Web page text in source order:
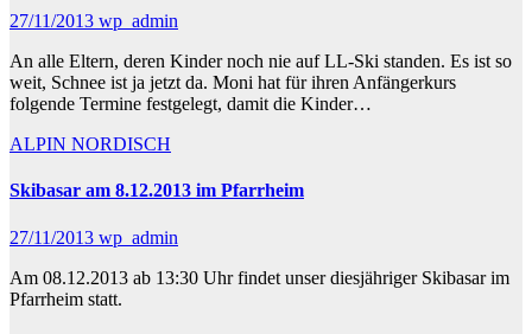
27/11/2013 wp_admin
An alle Eltern, deren Kinder noch nie auf LL-Ski standen. Es ist so
weit, Schnee ist ja jetzt da. Moni hat für ihren Anfängerkurs
folgende Termine festgelegt, damit die Kinder…
ALPIN NORDISCH
Skibasar am 8.12.2013 im Pfarrheim
27/11/2013 wp_admin
Am 08.12.2013 ab 13:30 Uhr findet unser diesjähriger Skibasar im
Pfarrheim statt.